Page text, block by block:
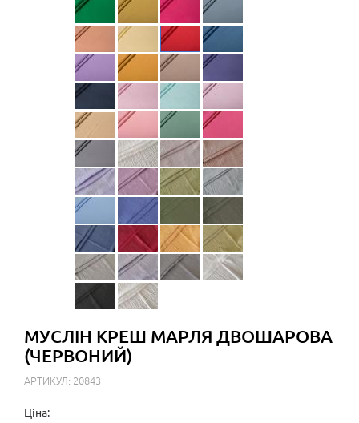
МУСЛІН КРЕШ МАРЛЯ ДВОШАРОВА
(ЧЕРВОНИЙ)
АРТИКУЛ: 20843
Ціна: